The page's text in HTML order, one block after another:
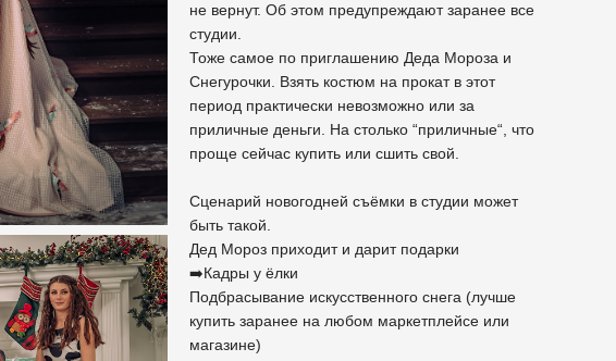
не вернут. Об этом предупреждают заранее все
студии.
Тоже самое по приглашению Деда Мороза и
Снегурочки. Взять костюм на прокат в этот
период практически невозможно или за
приличные деньги. На столько “приличные“, что
проще сейчас купить или сшить свой.
Сценарий новогодней съёмки в студии может
быть такой.
Дед Мороз приходит и дарит подарки
➡️Кадры у ёлки
Подбрасывание искусственного снега (лучше
купить заранее на любом маркетплейсе или
магазине)